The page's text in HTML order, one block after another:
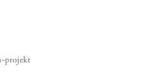
projekt